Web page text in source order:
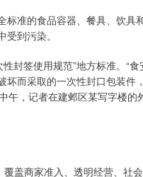
准的食品容器、餐具、饮具
到污染。
签使用规范”地方标准。“食
而采取的一次性封口包装件
，记者在建邺区某写字楼
盖商家准入、透明经营、社